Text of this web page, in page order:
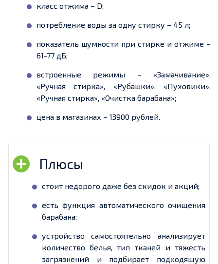
класс отжима – D;
потребление воды за одну стирку – 45 л;
показатель шумности при стирке и отжиме –
61-77 дБ;
встроенные режимы – «Замачивание»,
«Ручная стирка», «Рубашки», «Пуховики»,
«Ручная стирка», «Очистка барабана»;
цена в магазинах – 13900 рублей.
стоит недорого даже без скидок и акций;
есть функция автоматического очищения
барабана;
устройство самостоятельно анализирует
количество белья, тип тканей и тяжесть
загрязнений и подбирает подходящую